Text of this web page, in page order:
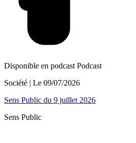
Disponible en podcast Podcast
Société | Le 09/07/2026
Sens Public du 9 juillet 2026
Sens Public